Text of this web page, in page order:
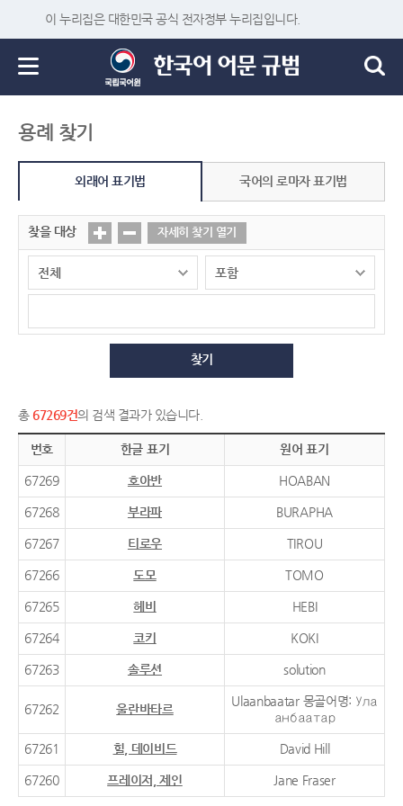
이 누리집은 대한민국 공식 전자정부 누리집입니다.
용례 찾기
외래어 표기법 국어의 로마자 표기법
찾을 대상 자세히 찾기 열기
찾기
총 67269건의 검색 결과가 있습니다.
번호 한글 표기 원어 표기
67269 호아반 HOABAN
67268 부라파 BURAPHA
67267 티로우 TIROU
67266 도모 TOMO
67265 헤비 HEBI
67264 코키 KOKI
67263 솔루션 solution
67262 울란바타르
Ulaanbaatar 몽골어명: Ула
анбаатар
67261 힐, 데이비드 David Hill
67260 프레이저, 제인 Jane Fraser